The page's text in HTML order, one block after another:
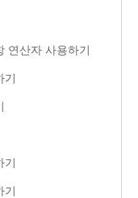
연산자 사용하기
기
기
기